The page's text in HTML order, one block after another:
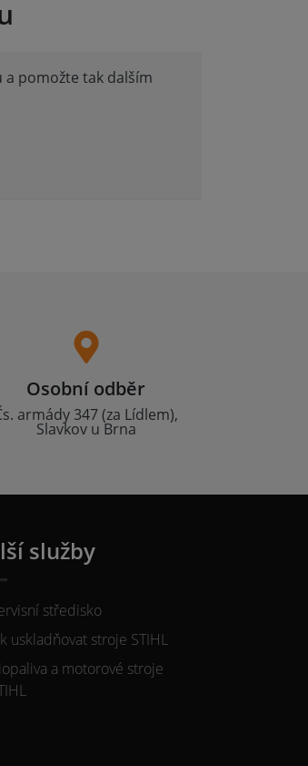
pomožte tak dalším
Osobní odběr
armády 347 (za Lídlem),
Slavkov u Brna
služby
středisko
uskladňovat stroje STIHL
a motorové stroje